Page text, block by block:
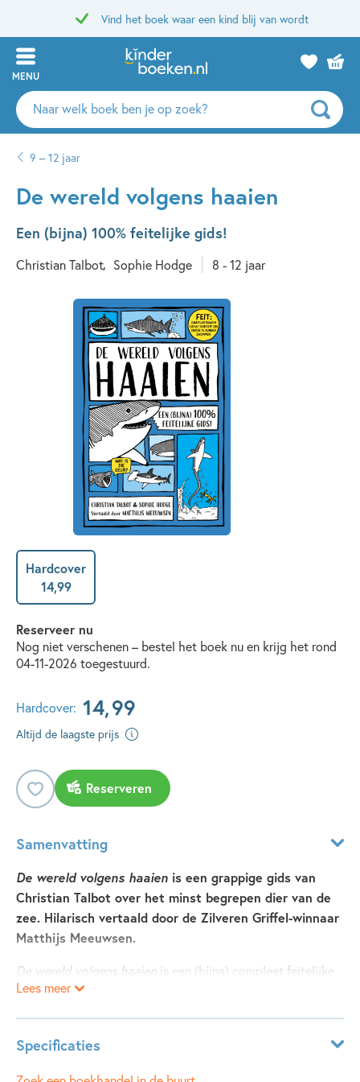
Vind het boek waar een kind blij van wordt
MENU
Zoeken
naar
auteurs
uitgevers
9 – 12 jaar
De wereld volgens haaien
Een (bijna) 100% feitelijke gids!
Christian Talbot Sophie Hodge 8 - 12 jaar
Hardcover
14,99
Reserveer nu
Nog niet verschenen – bestel het boek nu en krijg het rond
04-11-2026 toegestuurd.
Hardcover: 14,99
Altijd de laagste prijs
Reserveren
Samenvatting
De wereld volgens haaien is een grappige gids van
Christian Talbot over het minst begrepen dier van de
zee. Hilarisch vertaald door de Zilveren Griffel-winnaar
Matthijs Meeuwsen.
De wereld volgens haaien is een (bijna) compleet feitelijke
gids van Christian Talbot waarin je alles kan leren over de
donker licht geven? En dat er haaien rondzwemmen die
scheten laten om dieper te kunnen zwemmen? Duik met dit
Lees meer
Specificaties
Leeftijdsindicatie: 8 - 12 jaar